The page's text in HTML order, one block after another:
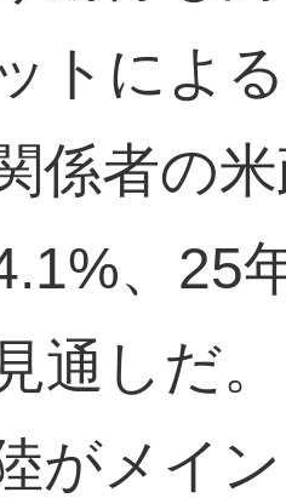
トによ
係者の米
、25
通しだ。
がメイ